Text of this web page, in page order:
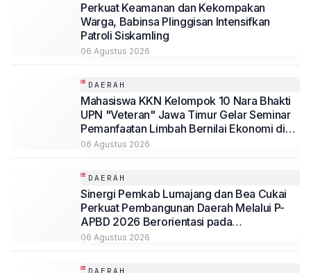
Perkuat Keamanan dan Kekompakan
Warga, Babinsa Plinggisan Intensifkan
Patroli Siskamling
06 Agustus 2026
DAERAH
Mahasiswa KKN Kelompok 10 Nara Bhakti
UPN "Veteran" Jawa Timur Gelar Seminar
Pemanfaatan Limbah Bernilai Ekonomi di
Desa Mojoduwur
06 Agustus 2026
DAERAH
Sinergi Pemkab Lumajang dan Bea Cukai
Perkuat Pembangunan Daerah Melalui P-
APBD 2026 Berorientasi pada
Kesejahteraan Masyarakat
06 Agustus 2026
DAERAH